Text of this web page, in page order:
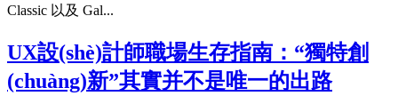
Classic 以及 Gal...
UX設(shè)計師職場生存指南：“獨特創
(chuàng)新”其實并不是唯一的出路